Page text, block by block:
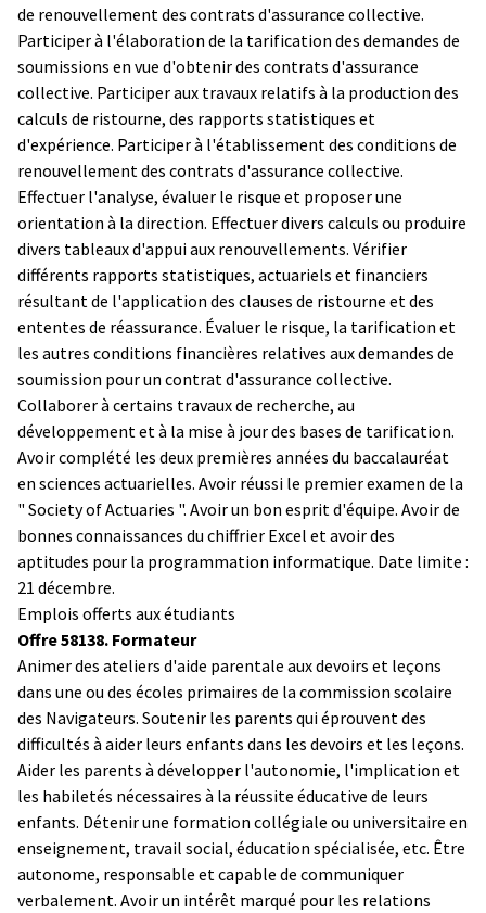
de renouvellement des contrats d'assurance collective.
Participer à l'élaboration de la tarification des demandes de
soumissions en vue d'obtenir des contrats d'assurance
collective. Participer aux travaux relatifs à la production des
calculs de ristourne, des rapports statistiques et
d'expérience. Participer à l'établissement des conditions de
renouvellement des contrats d'assurance collective.
Effectuer l'analyse, évaluer le risque et proposer une
orientation à la direction. Effectuer divers calculs ou produire
divers tableaux d'appui aux renouvellements. Vérifier
différents rapports statistiques, actuariels et financiers
résultant de l'application des clauses de ristourne et des
ententes de réassurance. Évaluer le risque, la tarification et
les autres conditions financières relatives aux demandes de
soumission pour un contrat d'assurance collective.
Collaborer à certains travaux de recherche, au
développement et à la mise à jour des bases de tarification.
Avoir complété les deux premières années du baccalauréat
en sciences actuarielles. Avoir réussi le premier examen de la
" Society of Actuaries ". Avoir un bon esprit d'équipe. Avoir de
bonnes connaissances du chiffrier Excel et avoir des
aptitudes pour la programmation informatique. Date limite :
21 décembre.
Emplois offerts aux étudiants
Offre 58138. Formateur
Animer des ateliers d'aide parentale aux devoirs et leçons
dans une ou des écoles primaires de la commission scolaire
des Navigateurs. Soutenir les parents qui éprouvent des
difficultés à aider leurs enfants dans les devoirs et les leçons.
Aider les parents à développer l'autonomie, l'implication et
les habiletés nécessaires à la réussite éducative de leurs
enfants. Détenir une formation collégiale ou universitaire en
enseignement, travail social, éducation spécialisée, etc. Être
autonome, responsable et capable de communiquer
verbalement. Avoir un intérêt marqué pour les relations